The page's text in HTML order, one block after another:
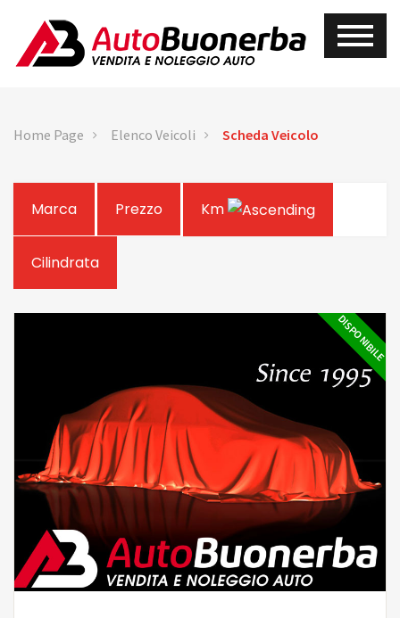
Home Page Elenco Veicoli Scheda Veicolo
Marca Prezzo Km
Cilindrata
DISPONIBILE